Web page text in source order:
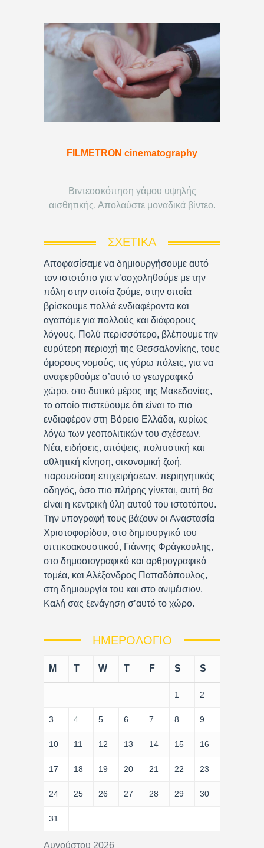
FILMETRON cinematography
Βιντεοσκόπηση γάμου υψηλής
αισθητικής. Απολαύστε μοναδικά βίντεο.
ΣΧΕΤΙΚΆ
Αποφασίσαμε να δημιουργήσουμε αυτό
τον ιστοτόπο για ν’ασχοληθούμε με την
πόλη στην οποία ζούμε, στην οποία
βρίσκουμε πολλά ενδιαφέροντα και
αγαπάμε για πολλούς και διάφορους
λόγους. Πολύ περισσότερο, βλέπουμε την
ευρύτερη περιοχή της Θεσσαλονίκης, τους
όμορους νομούς, τις γύρω πόλεις, για να
αναφερθούμε σ’αυτό το γεωγραφικό
χώρο, στο δυτικό μέρος της Μακεδονίας,
το οποίο πιστεύουμε ότι είναι το πιο
ενδιαφέρον στη Βόρειο Ελλάδα, κυρίως
λόγω των γεοπολιτικών του σχέσεων.
Νέα, ειδήσεις, απόψεις, πολιτιστική και
αθλητική κίνηση, οικονομική ζωή,
παρουσίαση επιχειρήσεων, περιηγητικός
οδηγός, όσο πιο πλήρης γίνεται, αυτή θα
είναι η κεντρική ύλη αυτού του ιστοτόπου.
Την υπογραφή τους βάζουν οι Αναστασία
Χριστοφορίδου, στο δημιουργικό του
οπτικοακουστικού, Γιάννης Φράγκουλης,
στο δημοσιογραφικό και αρθρογραφικό
τομέα, και Αλέξανδρος Παπαδόπουλος,
στη δημιουργία του και στο ανιμέισιον.
Καλή σας ξενάγηση σ’αυτό το χώρο.
ΗΜΕΡΟΛΌΓΙΟ
Αυγούστου 2026
M T W T F S S
1 2
3 4 5 6 7 8 9
10 11 12 13 14 15 16
17 18 19 20 21 22 23
24 25 26 27 28 29 30
31